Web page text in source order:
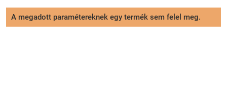
A megadott paramétereknek egy termék sem felel meg.